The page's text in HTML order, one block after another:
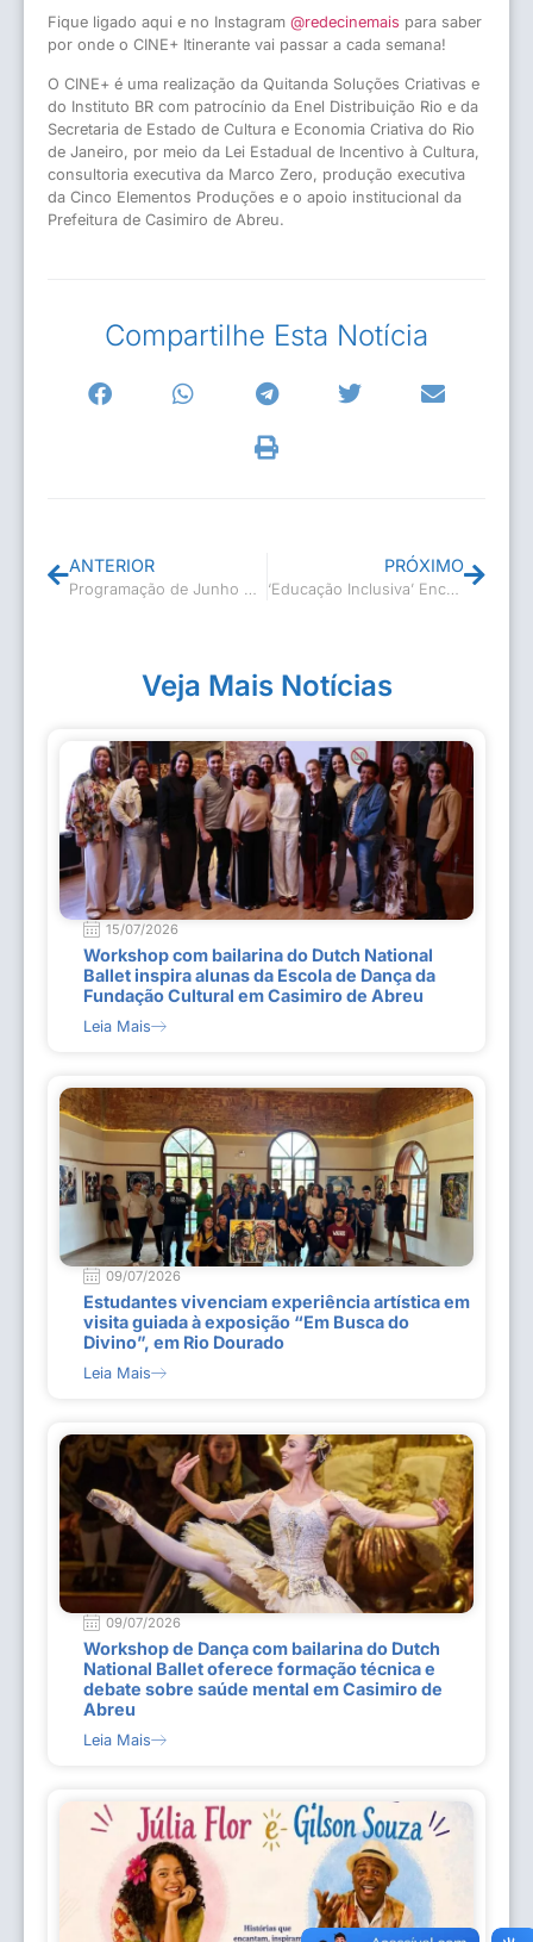
Fique ligado aqui e no Instagram @redecinemais para saber
por onde o CINE+ Itinerante vai passar a cada semana!
O CINE+ é uma realização da Quitanda Soluções Criativas e
do Instituto BR com patrocínio da Enel Distribuição Rio e da
Secretaria de Estado de Cultura e Economia Criativa do Rio
de Janeiro, por meio da Lei Estadual de Incentivo à Cultura,
consultoria executiva da Marco Zero, produção executiva
da Cinco Elementos Produções e o apoio institucional da
Prefeitura de Casimiro de Abreu.
Compartilhe Esta Notícia
ANTERIOR
Programação de Junho do Museu Casa de Casimiro de Abreu
PRÓXIMO
‘Educação Inclusiva’ Encontro entre profissionais das Escolas de Música
Veja Mais Notícias
15/07/2026
Workshop com bailarina do Dutch National
Ballet inspira alunas da Escola de Dança da
Fundação Cultural em Casimiro de Abreu
Leia Mais
09/07/2026
Estudantes vivenciam experiência artística em
visita guiada à exposição “Em Busca do
Divino”, em Rio Dourado
Leia Mais
09/07/2026
Workshop de Dança com bailarina do Dutch
National Ballet oferece formação técnica e
debate sobre saúde mental em Casimiro de
Abreu
Leia Mais